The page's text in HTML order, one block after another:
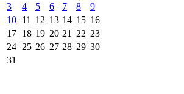
3
4 5 6 7 8
9
10 11 12 13 14 15 16
17 18 19 20 21 22 23
24 25 26 27 28 29 30
31